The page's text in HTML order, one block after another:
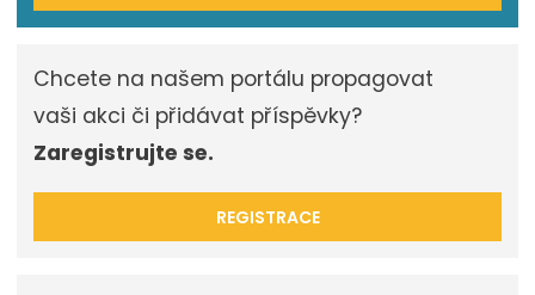
Chcete na našem portálu propagovat
vaši akci či přidávat příspěvky?
Zaregistrujte se.
REGISTRACE